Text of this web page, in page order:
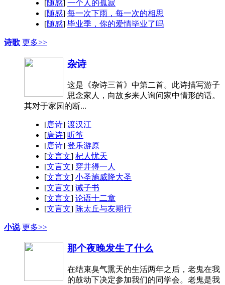
[随感] 一个人的孤寂
[随感] 每一次下雨，每一次的相思
[随感] 毕业季，你的爱情毕业了吗
诗歌 更多>>
杂诗
这是《杂诗三首》中第二首。此诗描写游子
思念家人，向故乡来人询问家中情形的话。
其对于家园的断...
[唐诗] 渡汉江
[唐诗] 听筝
[唐诗] 登乐游原
[文言文] 杞人忧天
[文言文] 穿井得一人
[文言文] 小圣施威降大圣
[文言文] 诫子书
[文言文] 论语十二章
[文言文] 陈太丘与友期行
小说 更多>>
那个夜晚发生了什么
在结束臭气熏天的生活两年之后，老鬼在我
的鼓动下决定参加我们的同学会。老鬼是我